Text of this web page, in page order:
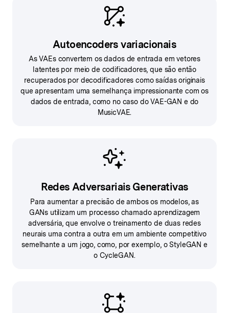
Autoencoders variacionais
As VAEs convertem os dados de entrada em vetores
latentes por meio de codificadores, que são então
recuperados por decodificadores como saídas originais
que apresentam uma semelhança impressionante com os
dados de entrada, como no caso do VAE-GAN e do
MusicVAE.
Redes Adversariais Generativas
Para aumentar a precisão de ambos os modelos, as
GANs utilizam um processo chamado aprendizagem
adversária, que envolve o treinamento de duas redes
neurais uma contra a outra em um ambiente competitivo
semelhante a um jogo, como, por exemplo, o StyleGAN e
o CycleGAN.